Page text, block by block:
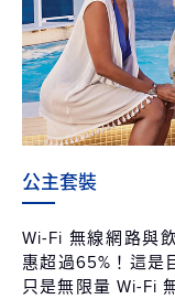
公主套裝
Wi-Fi 無線網路與
惠超過65%！這是
只是無限量 Wi-Fi